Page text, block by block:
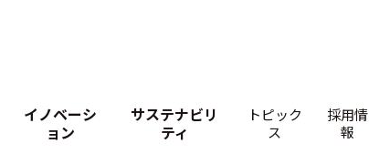
イノベーシ
ョン
サステナビリ
ティ
トピック
ス
採用情
報